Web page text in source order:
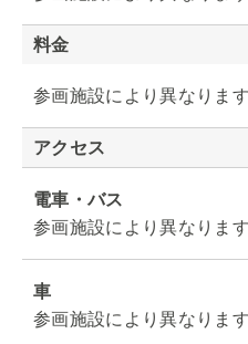
料金
参画施設により異なります
アクセス
電車・バス
参画施設により異なります
車
参画施設により異なります